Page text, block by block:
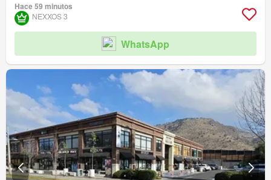
Hace 59 minutos
NEXXOS 3
WhatsApp